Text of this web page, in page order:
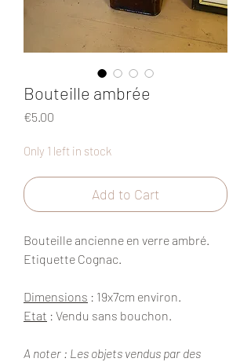
Bouteille ambrée
€5.00
Only 1 left in stock
Add to Cart
Bouteille ancienne en verre ambré.
Etiquette Cognac.
Dimensions : 19x7cm environ.
Etat : Vendu sans bouchon.
A noter : Les objets vendus par des